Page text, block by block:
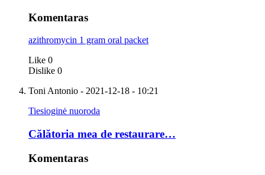
Komentaras
azithromycin 1 gram oral packet
Like 0
Dislike 0
Toni Antonio - 2021-12-18 - 10:21
Tiesioginė nuoroda
Călătoria mea de restaurare…
Komentaras